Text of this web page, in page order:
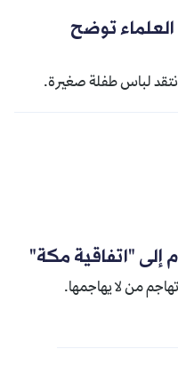
العلماء توضح
لباس طفلة صغيرة.
إلى "اتفاقية مكة"
من لا يهاجمها.